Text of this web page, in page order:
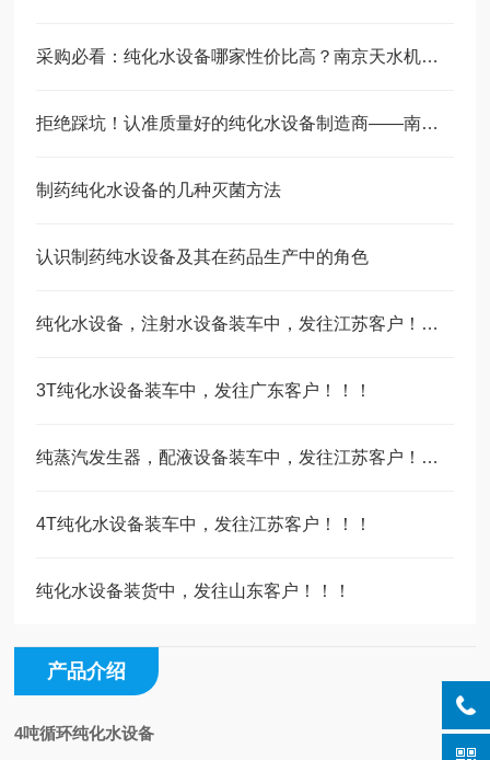
采购必看：纯化水设备哪家性价比高？南京天水机械设备有限公司为您算笔明细账
拒绝踩坑！认准质量好的纯化水设备制造商——南京天水机械设备有限公司
制药纯化水设备的几种灭菌方法
认识制药纯水设备及其在药品生产中的角色
纯化水设备，注射水设备装车中，发往江苏客户！！！
3T纯化水设备装车中，发往广东客户！！！
纯蒸汽发生器，配液设备装车中，发往江苏客户！！！
4T纯化水设备装车中，发往江苏客户！！！
纯化水设备装货中，发往山东客户！！！
产品介绍
4吨循环纯化水设备